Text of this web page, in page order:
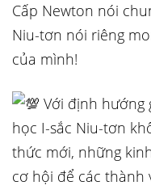
Cấp Newton nói
Niu-tơn nói riêng
của mình!
Với định hướng
học I-sắc Niu-tơn
thức mới, những
cơ hội để các thành